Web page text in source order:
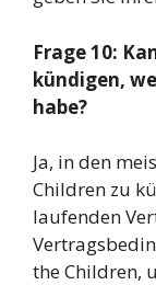
Frage 10:
kündigen,
habe?
Ja, in den
Children zu
laufenden
the Children,